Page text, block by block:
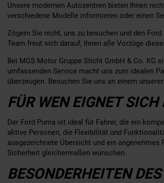
Unsere modernen Autozentren bieten Ihnen
verschiedene Modelle informieren oder einen
Zögern Sie nicht, uns zu besuchen und den
Team freut sich darauf, Ihnen alle Vorzüge
Bei MGS Motor Gruppe Sticht GmbH & Co. KG
umfassenden Service macht uns zum idealen
überzeugen. Besuchen Sie uns an einem
FÜR WEN EIGNET
Der Ford Puma ist ideal für Fahrer, die ein
aktive Personen, die Flexibilität und
ausgezeichnete Übersicht und ein
Sicherheit gleichermaßen wünschen.
BESONDERHEITEN